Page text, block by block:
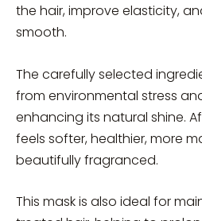
the hair, improve elasticity,
smooth.
The carefully selected
from environmental stress
enhancing its natural shine.
feels softer, healthier, more
beautifully fragranced.
This mask is also ideal for